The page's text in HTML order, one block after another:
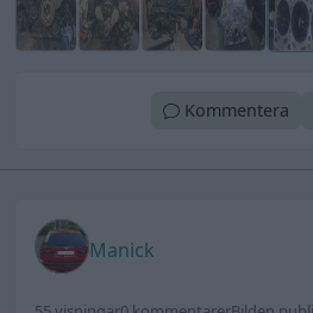
Kommentera
Manick